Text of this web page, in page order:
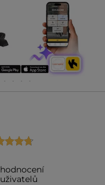
hodnocení
uživatelů